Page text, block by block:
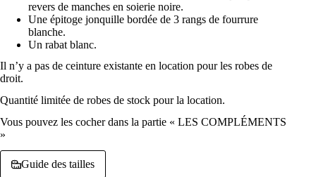
revers de manches en soierie noire.
Une épitoge jonquille bordée de 3 rangs de fourrure
blanche.
Un rabat blanc.
Il n’y a pas de ceinture existante en location pour les robes de
droit.
Quantité limitée de robes de stock pour la location.
Vous pouvez les cocher dans la partie « LES COMPLÉMENTS
»
Guide des tailles